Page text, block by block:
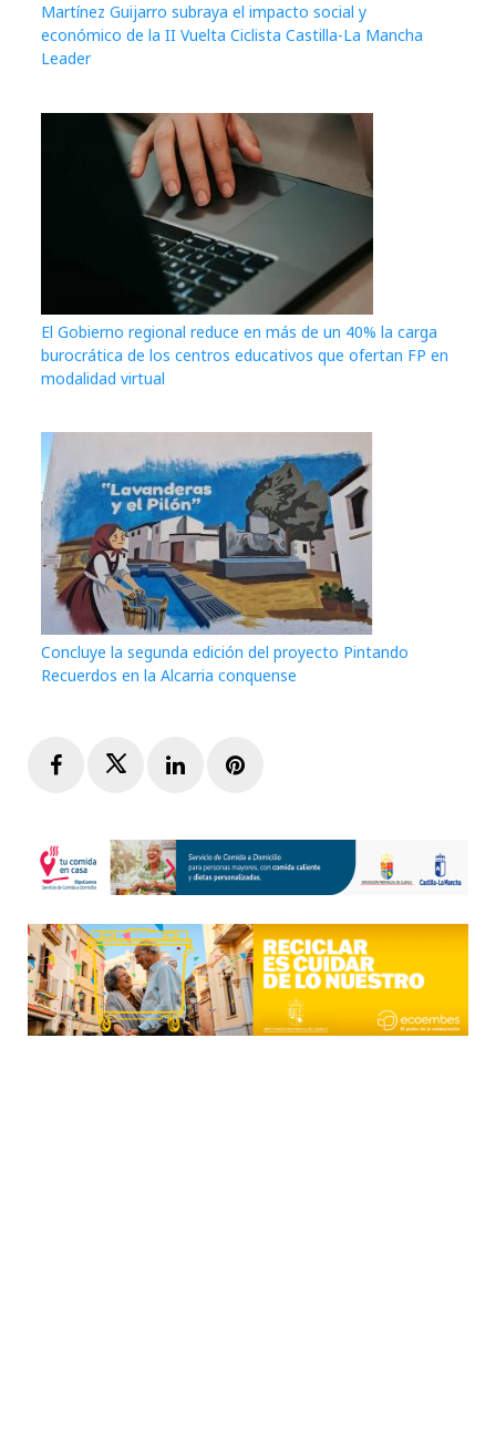
Martínez Guijarro subraya el impacto social y
económico de la II Vuelta Ciclista Castilla-La Mancha
Leader
El Gobierno regional reduce en más de un 40% la carga
burocrática de los centros educativos que ofertan FP en
modalidad virtual
Concluye la segunda edición del proyecto Pintando
Recuerdos en la Alcarria conquense
FacebookTwitterLinkedInPinterest